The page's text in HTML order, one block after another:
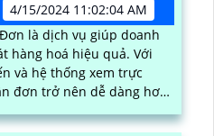
4/15/2024 11:02:04 AM
là dịch vụ giúp doanh
hoá hiệu quả. Với
và hệ thống xem trực
đơn trở nên dễ dàng hơn